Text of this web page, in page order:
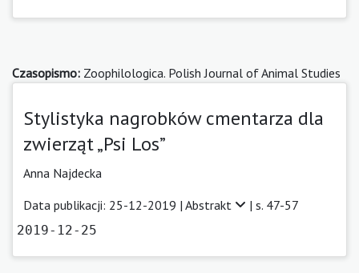
Czasopismo: Zoophilologica. Polish Journal of Animal Studies
Stylistyka nagrobków cmentarza dla
zwierząt „Psi Los”
Anna Najdecka
Data publikacji: 25-12-2019 | Abstrakt | s. 47-57
2019-12-25